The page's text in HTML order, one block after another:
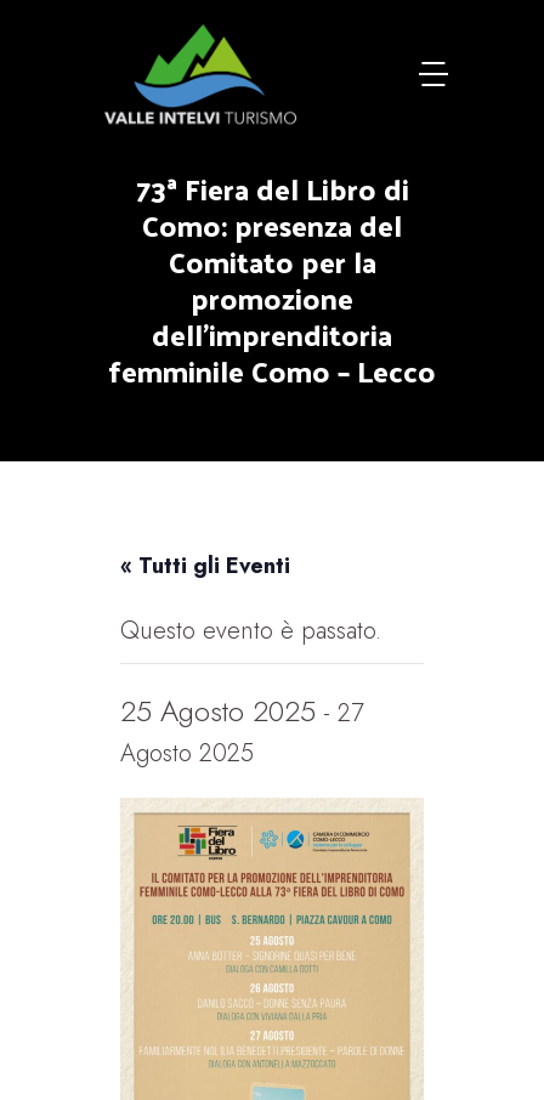
73ª Fiera del Libro di
Como: presenza del
Comitato per la
promozione
dell’imprenditoria
femminile Como – Lecco
« Tutti gli Eventi
Questo evento è passato.
25 Agosto 2025 - 27
Agosto 2025